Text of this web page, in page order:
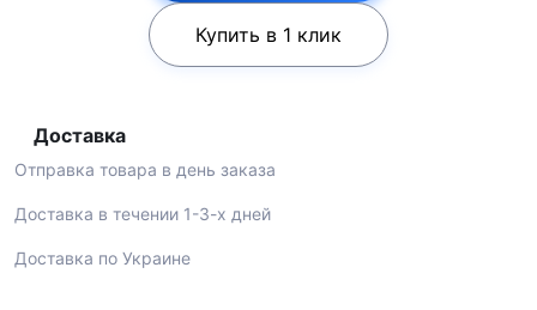
Купить в 1 клик
Доставка
Отправка товара в день заказа
Доставка в течении 1-3-х дней
Доставка по Украине